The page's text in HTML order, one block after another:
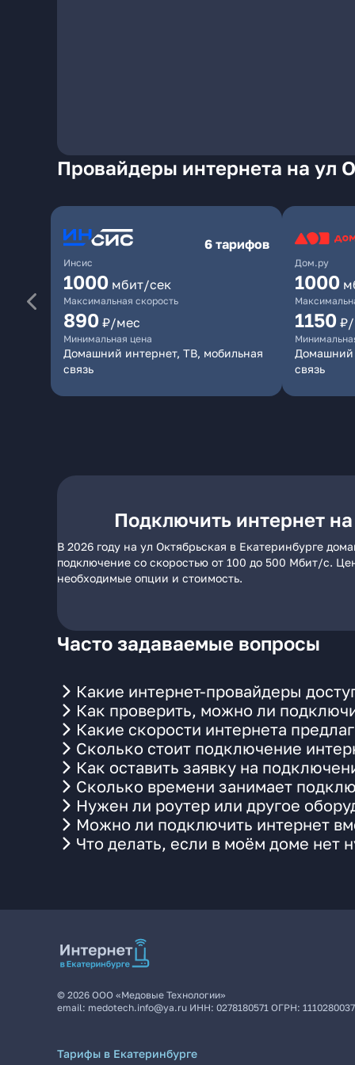
Провайдеры интернета на ул
Инсис
6 тарифов
1000 мбит/сек
Максимальная скорость
890 ₽/мес
Минимальная цена
Домашний интернет, ТВ, мобильная
связь
Дом.ру
1000
1150
Домашний
связь
Подключить интернет
В 2026 году на ул Октябрьская в Екатеринбурге
подключение со скоростью от 100 до 500 Мбит/с.
необходимые опции и стоимость.
Часто задаваемые вопросы
Какие интернет-провайдеры
Как проверить, можно ли
Какие скорости интернета
Сколько стоит подключение
Как оставить заявку на
Сколько времени занимает
Нужен ли роутер или другое
Можно ли подключить интернет
Что делать, если в моём доме нет
© 2026 ООО «Медовые Технологии»
email: medotech.info@ya.ru ИНН: 0278180571 ОГРН:
Тарифы в Екатеринбурге